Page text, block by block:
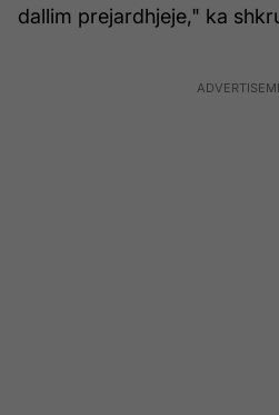
dallim prejardhjeje," ka